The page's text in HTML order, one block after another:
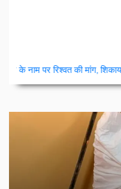
शिकायत हुई तो फर्जी हस्ताक्षर